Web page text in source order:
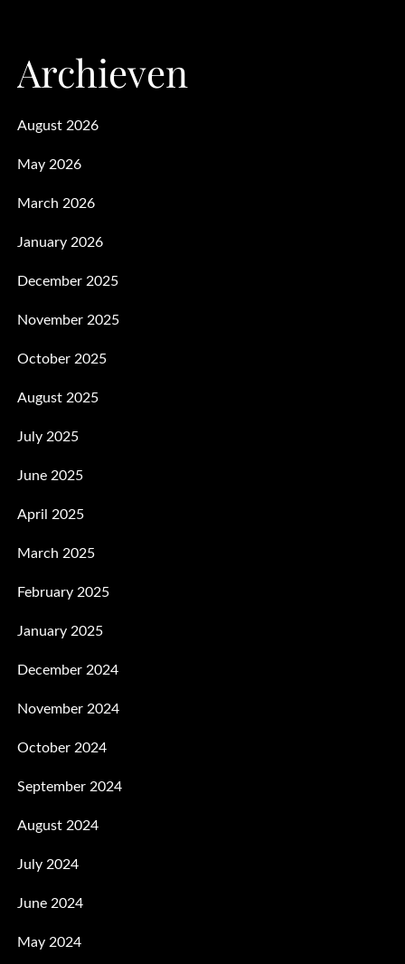
Archieven
August 2026
May 2026
March 2026
January 2026
December 2025
November 2025
October 2025
August 2025
July 2025
June 2025
April 2025
March 2025
February 2025
January 2025
December 2024
November 2024
October 2024
September 2024
August 2024
July 2024
June 2024
May 2024